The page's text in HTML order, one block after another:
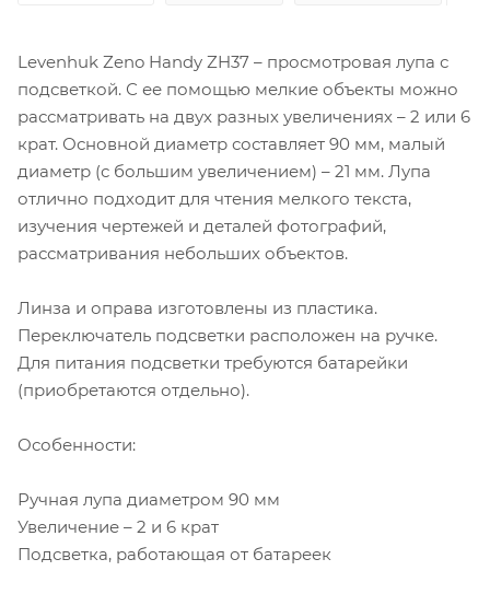
Levenhuk Zeno Handy ZH37 – просмотровая лупа с
подсветкой. С ее помощью мелкие объекты можно
рассматривать на двух разных увеличениях – 2 или 6
крат. Основной диаметр составляет 90 мм, малый
диаметр (с большим увеличением) – 21 мм. Лупа
отлично подходит для чтения мелкого текста,
изучения чертежей и деталей фотографий,
рассматривания небольших объектов.
Линза и оправа изготовлены из пластика.
Переключатель подсветки расположен на ручке.
Для питания подсветки требуются батарейки
(приобретаются отдельно).
Особенности:
Ручная лупа диаметром 90 мм
Увеличение – 2 и 6 крат
Подсветка, работающая от батареек